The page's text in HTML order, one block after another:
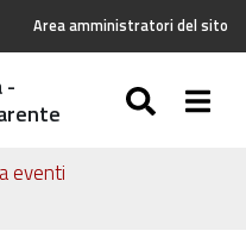
Area amministratori del sito
-
eventi